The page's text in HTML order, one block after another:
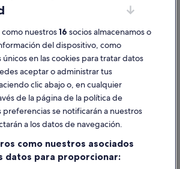
y cómo denunciar contenido
hotel o de un alquiler vacacional
nuestros16 socios almacenamos o
del dispositivo, como
en las cookies para tratar datos
aceptar o administrar tus
clic abajo o, en cualquier
de la página de la política de
preferencias se notificarán a nuestros
a los datos de navegación.
como nuestros asociados
datos para proporcionar: